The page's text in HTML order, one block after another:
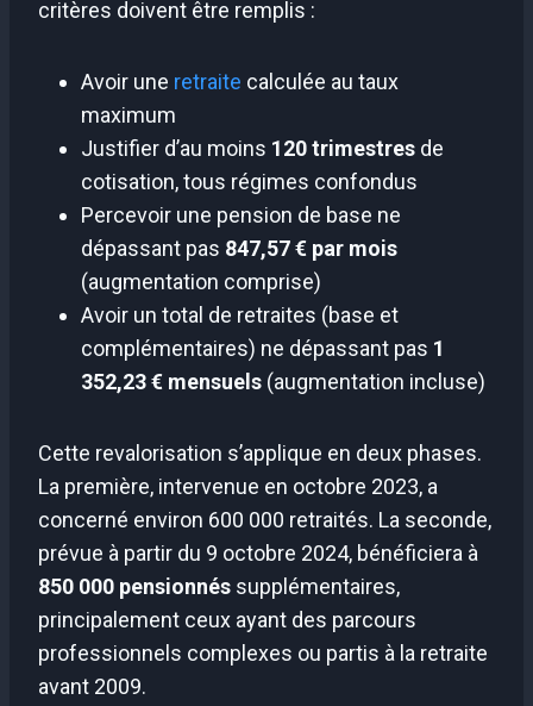
critères doivent être remplis :
Avoir une retraite calculée au taux
maximum
Justifier d’au moins 120 trimestres de
cotisation, tous régimes confondus
Percevoir une pension de base ne
dépassant pas 847,57 € par mois
(augmentation comprise)
Avoir un total de retraites (base et
complémentaires) ne dépassant pas 1
352,23 € mensuels (augmentation incluse)
Cette revalorisation s’applique en deux phases.
La première, intervenue en octobre 2023, a
concerné environ 600 000 retraités. La seconde,
prévue à partir du 9 octobre 2024, bénéficiera à
850 000 pensionnés supplémentaires,
principalement ceux ayant des parcours
professionnels complexes ou partis à la retraite
avant 2009.